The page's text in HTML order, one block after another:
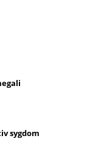
sygdom